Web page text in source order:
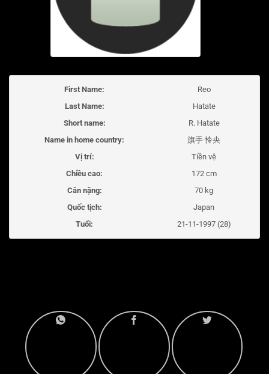
First Name:
Reo
Last Name:
Hatate
Short name:
R. Hatate
Name in home country:
旗手 怜央
Vị trí:
Tiền vệ
Chiều cao:
172 cm
Cân nặng:
70 kg
Quốc tịch:
Japan
Tuổi:
21-11-1997 (28)